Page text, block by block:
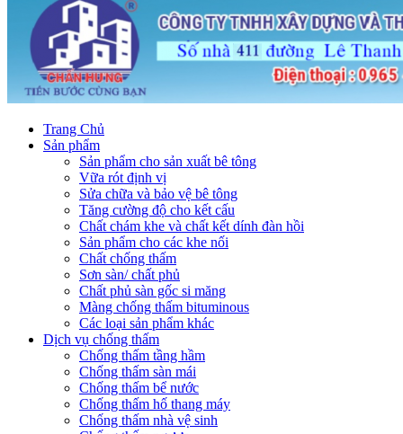
Trang Chủ
Sản phẩm
Sản phẩm cho sản xuất bê tông
Vữa rót định vị
Sửa chữa và bảo vệ bê tông
Tăng cường độ cho kết cấu
Chất chám khe và chất kết dính đàn hồi
Sản phẩm cho các khe nối
Chất chống thấm
Sơn sàn/ chất phủ
Chất phủ sàn gốc si măng
Màng chống thấm bituminous
Các loại sản phẩm khác
Dịch vụ chống thấm
Chống thấm tầng hầm
Chống thấm sàn mái
Chống thấm bể nước
Chống thấm hố thang máy
Chống thấm nhà vệ sinh